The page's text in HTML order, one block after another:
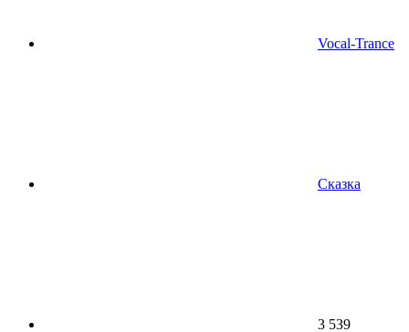
Vocal-Trance
Сказка
3 539